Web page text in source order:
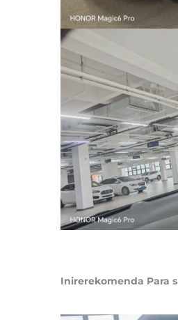
Inirerekomenda Para